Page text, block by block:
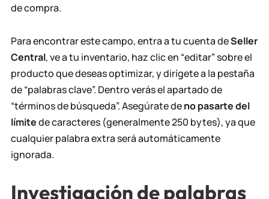
de compra.
Para encontrar este campo, entra a tu cuenta deSeller
Central, ve a tu inventario, haz clic en “editar” sobre el
producto que deseas optimizar, y dirígete a la pestaña
de “palabras clave”. Dentro verás el apartado de
“términos de búsqueda”. Asegúrate deno pasarte del
límitede caracteres (generalmente 250 bytes), ya que
cualquier palabra extra será automáticamente
ignorada.
Investigación de palabras